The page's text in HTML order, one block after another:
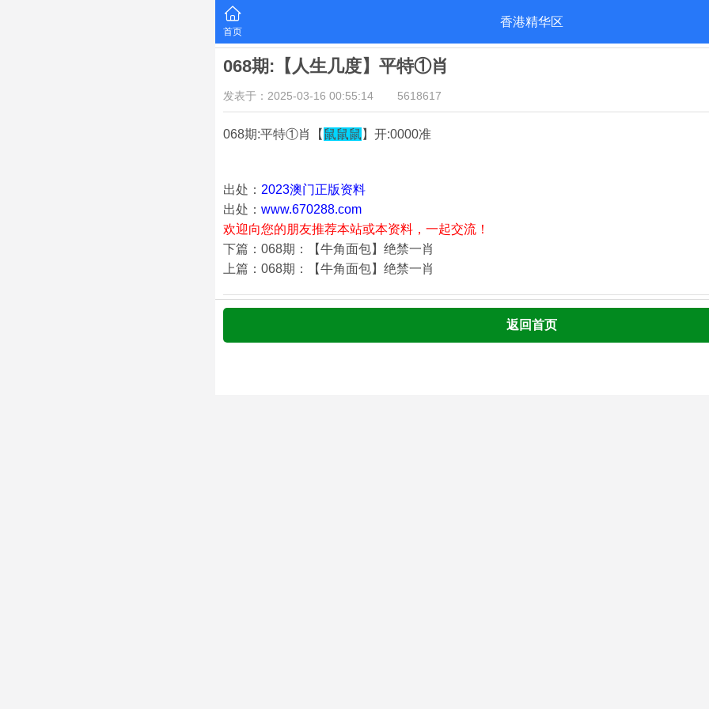
首页
香港精华区
068期:【人生几度】平特①肖
发表于：2025-03-16 00:55:14 5618617
068期:平特①肖【 鼠鼠鼠 】开:0000准
出处： 2023澳门正版资料
出处： www.670288.com
欢迎向您的朋友推荐本站或本资料，一起交流！
下篇：068期：【牛角面包】绝禁一肖
上篇：068期：【牛角面包】绝禁一肖
返回首页